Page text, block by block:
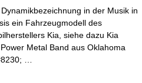
in der Musik in
ein Fahrzeugmodell des
Kia, siehe dazu Kia
Metal Band aus Oklahoma
…